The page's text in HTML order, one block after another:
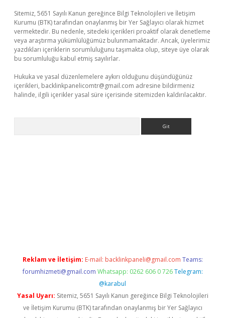
Sitemiz, 5651 Sayılı Kanun gereğince Bilgi Teknolojileri ve İletişim
Kurumu (BTK) tarafından onaylanmış bir Yer Sağlayıcı olarak hizmet
vermektedir. Bu nedenle, sitedeki içerikleri proaktif olarak denetleme
veya araştırma yükümlülüğümüz bulunmamaktadır. Ancak, üyelerimiz
yazdıkları içeriklerin sorumluluğunu taşımakta olup, siteye üye olarak
bu sorumluluğu kabul etmiş sayılırlar.
Hukuka ve yasal düzenlemelere aykırı olduğunu düşündüğünüz
içerikleri, backlinkpanelicomtr@gmail.com adresine bildirmeniz
halinde, ilgili içerikler yasal süre içerisinde sitemizden kaldırılacaktır.
Reklam ve İletişim: E-mail: backlinkpaneli@gmail.com Teams:
forumhizmeti@gmail.com Whatsapp: 0262 606 0 726 Telegram:
@karabul
Yasal Uyarı: Sitemiz, 5651 Sayılı Kanun gereğince Bilgi Teknolojileri
ve İletişim Kurumu (BTK) tarafından onaylanmış bir Yer Sağlayıcı